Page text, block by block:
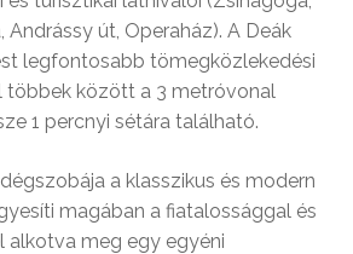
Andrássy út, Operaház). A Deák
legfontosabb tömegközlekedési
többek között a 3 metróvonal
1 percnyi sétára található.
a klasszikus és modern
magában a fiatalossággal és
alkotva meg egy egyéni